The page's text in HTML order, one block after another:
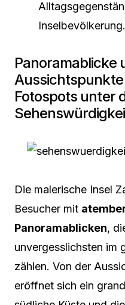
Inselbevölkerung.
Panoramablicke
Aussichtspunkte
Fotospots unter
Die malerische Insel
Besucher mit
Panoramablicken,
unvergesslichsten im
zählen. Von der
eröffnet sich ein